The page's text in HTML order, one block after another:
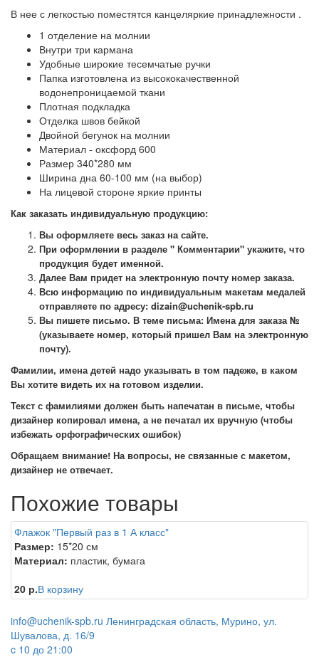
В нее с легкостью поместятся канцеляркие принадлежности .
1 отделение на молнии
Внутри три кармана
Удобные широкие тесемчатые ручки
Папка изготовлена из высококачественной
водонепроницаемой ткани
Плотная подкладка
Отделка швов бейкой
Двойной бегунок на молнии
Материал - оксфорд 600
Размер 340*280 мм
Ширина дна 60-100 мм (на выбор)
На лицевой стороне яркие принты
Как заказать индивидуальную продукцию:
Вы оформляете весь заказ на сайте.
При оформлении в разделе " Комментарии" укажите, что
продукция будет именной.
Далее Вам придет на электронную почту номер заказа.
Всю информацию по индивидуальным макетам медалей
отправляете по адресу: dizain@uchenik-spb.ru
Вы пишете письмо. В теме письма: Имена для заказа №
(указываете номер, который пришел Вам на электронную
почту).
Фамилии, имена детей надо указывать в том падеже, в каком
Вы хотите видеть их на готовом изделии.
Текст с фамилиями должен быть напечатан в письме, чтобы
дизайнер копировал имена, а не печатал их вручную (чтобы
избежать орфографических ошибок)
Обращаем внимание! На вопросы, не связанные с макетом,
дизайнер не отвечает.
Похожие товары
Флажок "Первый раз в 1 А класс"
Размер: 15*20 см
Материал: пластик, бумага
20 р.В корзину
info@uchenik-spb.ru Ленинградская область, Мурино, ул.
Шувалова, д. 16/9
c 10 до 21:00